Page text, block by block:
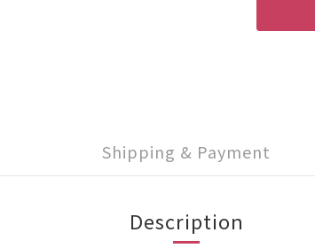
Shipping & Payment
Description